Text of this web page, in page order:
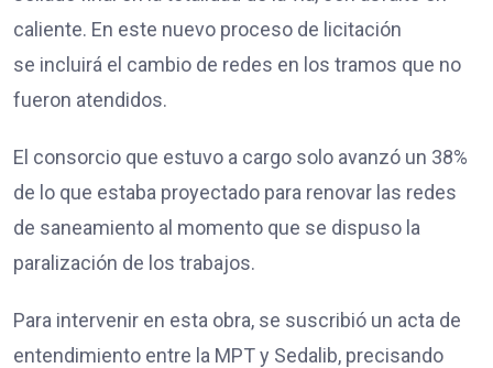
caliente. En este nuevo proceso de licitación
se incluirá el cambio de redes en los tramos que no
fueron atendidos.
El consorcio que estuvo a cargo solo avanzó un 38%
de lo que estaba proyectado para renovar las redes
de saneamiento al momento que se dispuso la
paralización de los trabajos.
Para intervenir en esta obra, se suscribió un acta de
entendimiento entre la MPT y Sedalib, precisando